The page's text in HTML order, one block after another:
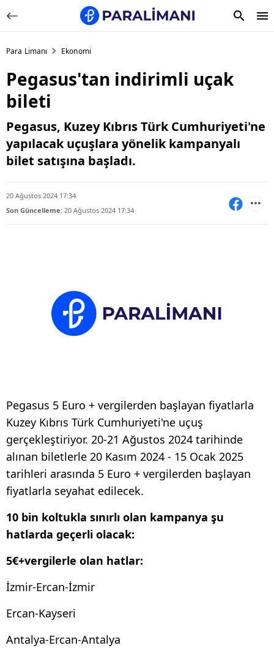
Para Limanı Ekonomi
Pegasus'tan indirimli uçak
bileti
Pegasus, Kuzey Kıbrıs Türk Cumhuriyeti'ne
yapılacak uçuşlara yönelik kampanyalı
bilet satışına başladı.
20 Ağustos 2024 17:34
Son Güncelleme: 20 Ağustos 2024 17:34
Pegasus 5 Euro + vergilerden başlayan fiyatlarla
Kuzey Kıbrıs Türk Cumhuriyeti'ne uçuş
gerçekleştiriyor. 20-21 Ağustos 2024 tarihinde
alınan biletlerle 20 Kasım 2024 - 15 Ocak 2025
tarihleri arasında 5 Euro + vergilerden başlayan
fiyatlarla seyahat edilecek.
10 bin koltukla sınırlı olan kampanya şu
hatlarda geçerli olacak:
5€+vergilerle olan hatlar:
İzmir-Ercan-İzmir
Ercan-Kayseri
Antalya-Ercan-Antalya